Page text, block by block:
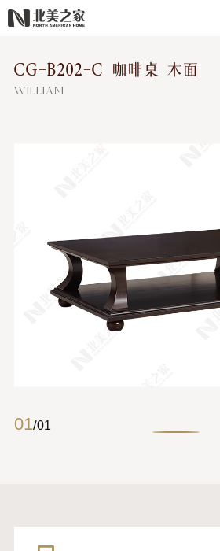
CG-B202-C 咖啡桌 木面
WILLIAM
01/01